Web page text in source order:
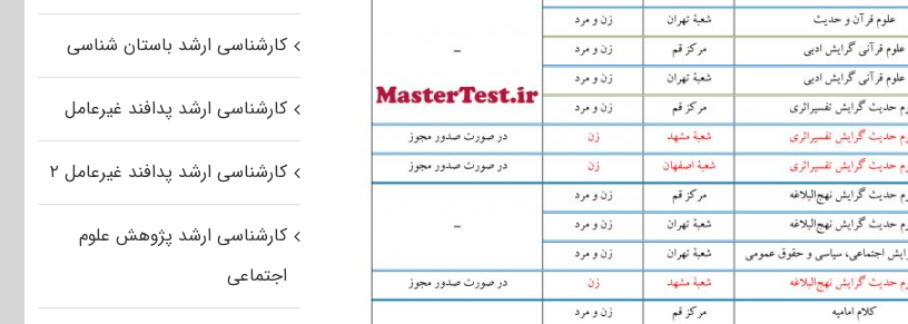
کارشناسی ارشد باستان شناسی
کارشناسی ارشد پدافند غیرعامل
کارشناسی ارشد پدافند غیرعامل ۲
کارشناسی ارشد پژوهش علوم
اجتماعی